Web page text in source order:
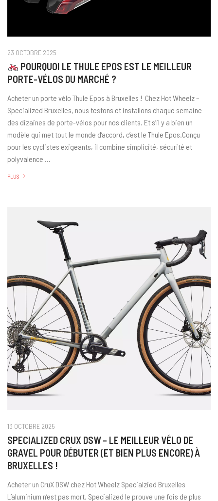
23 OCTOBRE 2025
POURQUOI LE THULE EPOS EST LE MEILLEUR
PORTE-VÉLOS DU MARCHÉ ?
Acheter un porte vélo Thule Epos à Bruxelles ! Chez Hot Wheelz –
Specialized Bruxelles, nous testons et installons chaque semaine
des dizaines de porte-vélos pour nos clients. Et s’il y a bien un
modèle qui met tout le monde d’accord, c’est le Thule Epos.Conçu
pour les cyclistes exigeants, il combine simplicité, sécurité et
polyvalence …
PLUS
13 OCTOBRE 2025
SPECIALIZED CRUX DSW – LE MEILLEUR VÉLO DE
GRAVEL POUR DÉBUTER (ET BIEN PLUS ENCORE) À
BRUXELLES !
Acheter un CruX DSW chez Hot Wheelz Specialzied Bruxelles
L’aluminium n’est pas mort. Specialized le prouve une fois de plus